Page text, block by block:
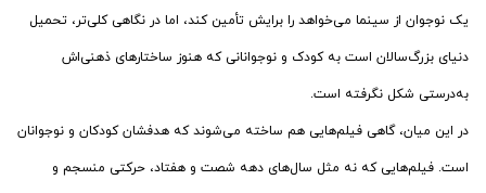
یک نوجوان از سینما می‌خواهد را برایش تأمین کند، اما در نگاهی کلی‌تر، تحمیل
دنیای بزرگ‌سالان است به کودک و نوجوانانی که هنوز ساختارهای ذهنی‌اش
به‌درستی شکل نگرفته است.
در این میان، گاهی فیلم‌هایی هم ساخته می‌شوند که هدفشان کودکان و نوجوانان
است. فیلم‌هایی که نه مثل سال‌های دهه شصت و هفتاد، حرکتی منسجم و